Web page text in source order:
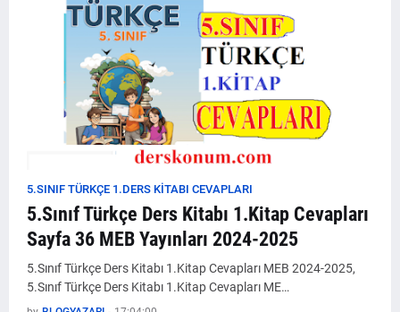
5.SINIF TÜRKÇE 1.DERS KİTABI CEVAPLARI
5.Sınıf Türkçe Ders Kitabı 1.Kitap Cevapları
Sayfa 36 MEB Yayınları 2024-2025
5.Sınıf Türkçe Ders Kitabı 1.Kitap Cevapları MEB 2024-2025,
5.Sınıf Türkçe Ders Kitabı 1.Kitap Cevapları ME…